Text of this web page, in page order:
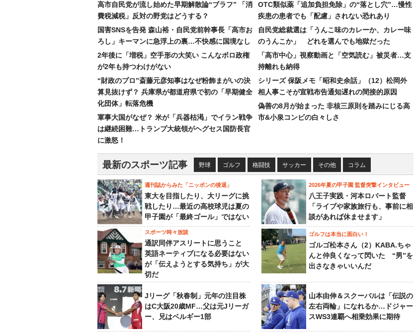
高市自民党が流し始めた早期解散論“ブラフ” 「消
費税減税」反対の野党はどうする？
国害SNSを告発 森山裕・自民党前幹事長「高市お
ろし」キーマンに急浮上の裏…不快感に国境なし
2年後に「増税」空手形の大笑い こんなボロ政権
が2年も持つわけがない
“財政のプロ”斎藤元彦知事はなぜ粉飾まがいの決
算見抜けず？ 兵庫県が都道府県で初の「早期健全
化団体」転落危機
軍事大国がなぜ？ 米が「兵器枯渇」でイラン戦争
は継続困難…トランプ大統領がヘグセス国防長官
に激怒！
OTC類似薬「追加負担免除」の“落とし穴”…慢性
疾患の患者でも「配慮」されない恐れあり
自民党総裁選は「うんこ味のカレーか、カレー味
のうんこか」 どれを選んでも地獄だった
「高市中心」視察動画と「空気読む」被災者…支
持離れも納得
シリーズ 保阪メモ「昭和史余話」（12）松岡外
相人事こそが宣戦布告通知遅れの間接的原因
偽善の8月が始まった 非核三原則を踏みにじる高
市&小泉コンビの白々しさ
最新のスポーツ記事 野球 ゴルフ 格闘技 サッカー その他 コラム
週刊誌からみた「ニッポンの後退」
東大を目指したり、大リーグに挑
戦したり…最近の高校球児は夏の
甲子園が「最終ゴール」ではない
2026年夏の甲子園 監督突撃インタビュー
八王子実践・河本ロバート監督
「ライブや家族旅行も、事前に相
談があれば休ませます」
スポーツ時々放談
通訳同伴アスリートに思うこと
英語ネーティブになる必要はない
が「伝えようとする気持ち」が大
切だ
ゴルフは本当に面白い！
ゴルゴ松本さん（2）KABA.ちゃ
んと仲良くなって閃いた “男”を
出さなきゃいいんだ
Jリーグ「秋春制」元年の注目株
はC大阪20歳MF…父は元Jリーガ
ー、兄はベルギー1部
山本由伸＆スクーバルは「伝説の
左右両輪」になれるか…ドジャー
スWS3連覇へ相乗効果に期待